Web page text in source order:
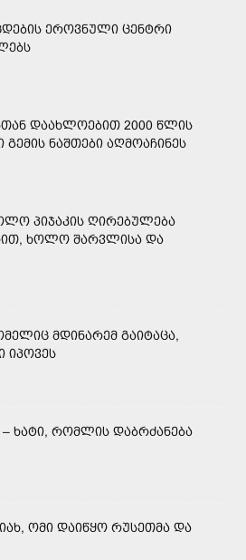
ᲔᲠᲝᲕᲜᲣᲚᲘ ᲪᲔᲜᲢᲠᲘ
ᲓᲐᲐᲮᲚᲝᲔᲑᲘᲗ 2000 ᲬᲚᲘᲡ
ᲜᲐᲨᲗᲔᲑᲘ ᲐᲦᲛᲝᲐᲩᲘᲜᲔᲡ
ᲞᲘᲯᲐᲙᲘᲡ ᲦᲘᲠᲔᲑᲣᲚᲔᲑᲐ
ᲮᲝᲚᲝ ᲨᲐᲠᲕᲚᲘᲡᲐ ᲓᲐ
ᲛᲓᲘᲜᲐᲠᲔᲛ ᲒᲐᲘᲢᲐᲪᲐ,
ᲘᲞᲝᲕᲔᲡ
– ᲮᲐᲢᲘ, ᲠᲝᲛᲚᲘᲡ ᲓᲐᲑᲠᲫᲐᲜᲔᲑᲐ
ᲝᲛᲘ ᲓᲐᲘᲬᲧᲝ ᲠᲣᲡᲔᲗᲛᲐ ᲓᲐ